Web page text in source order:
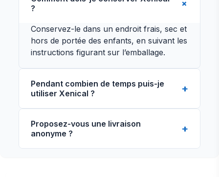
?
Conservez-le dans un endroit frais, sec et
hors de portée des enfants, en suivant les
instructions figurant sur l’emballage.
Pendant combien de temps puis-je
utiliser Xenical ?
recommandation du médecin. Ne l’utilisez
pas plus longtemps que la période
indiquée sans consulter un professionnel
Proposez-vous une livraison
anonyme ?